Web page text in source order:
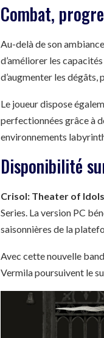
Combat,
Au-delà de son ambiance,
d’améliorer les
d’augmenter les
Le joueur dispose
perfectionnées grâce à
environnements
Disponibilité
Crisol: Theater of Idols
Series. La version PC
saisonnières de la
Avec cette nouvelle
Vermila poursuivent le